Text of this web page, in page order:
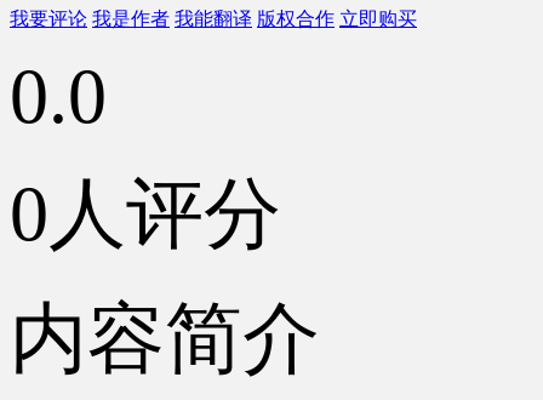
我要评论 我是作者 我能翻译 版权合作 立即购买
0.0
0人评分
内容简介